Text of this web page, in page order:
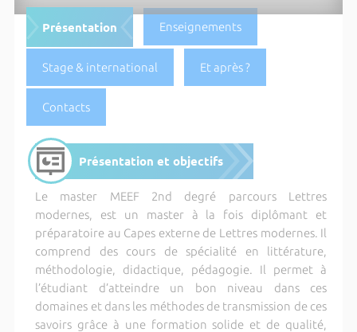
Présentation Enseignements
Stage & international Et après ?
Contacts
Présentation et objectifs
Le master MEEF 2nd degré parcours Lettres
modernes, est un master à la fois diplômant et
préparatoire au Capes externe de Lettres modernes. Il
comprend des cours de spécialité en littérature,
méthodologie, didactique, pédagogie. Il permet à
l’étudiant d’atteindre un bon niveau dans ces
domaines et dans les méthodes de transmission de ces
savoirs grâce à une formation solide et de qualité,